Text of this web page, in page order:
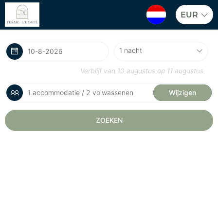
EUR
Verblijf van 10 augustus op 11 augustus
1 accommodatie / 2 volwassenen Wijzigen